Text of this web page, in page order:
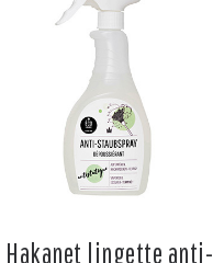
Hakanet lingette anti-